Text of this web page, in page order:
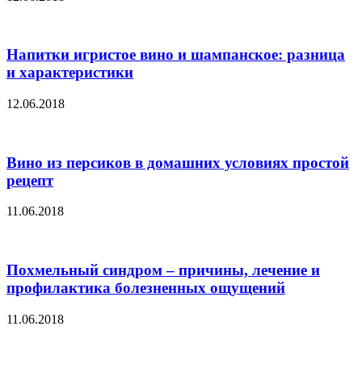
Напитки игристое вино и шампанское: разница
и характеристики
12.06.2018
Вино из персиков в домашних условиях простой
рецепт
11.06.2018
Похмельный синдром – причины, лечение и
профилактика болезненных ощущений
11.06.2018